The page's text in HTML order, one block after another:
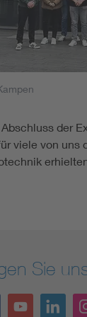
Mobility
Standards
der
viele von uns
Sie